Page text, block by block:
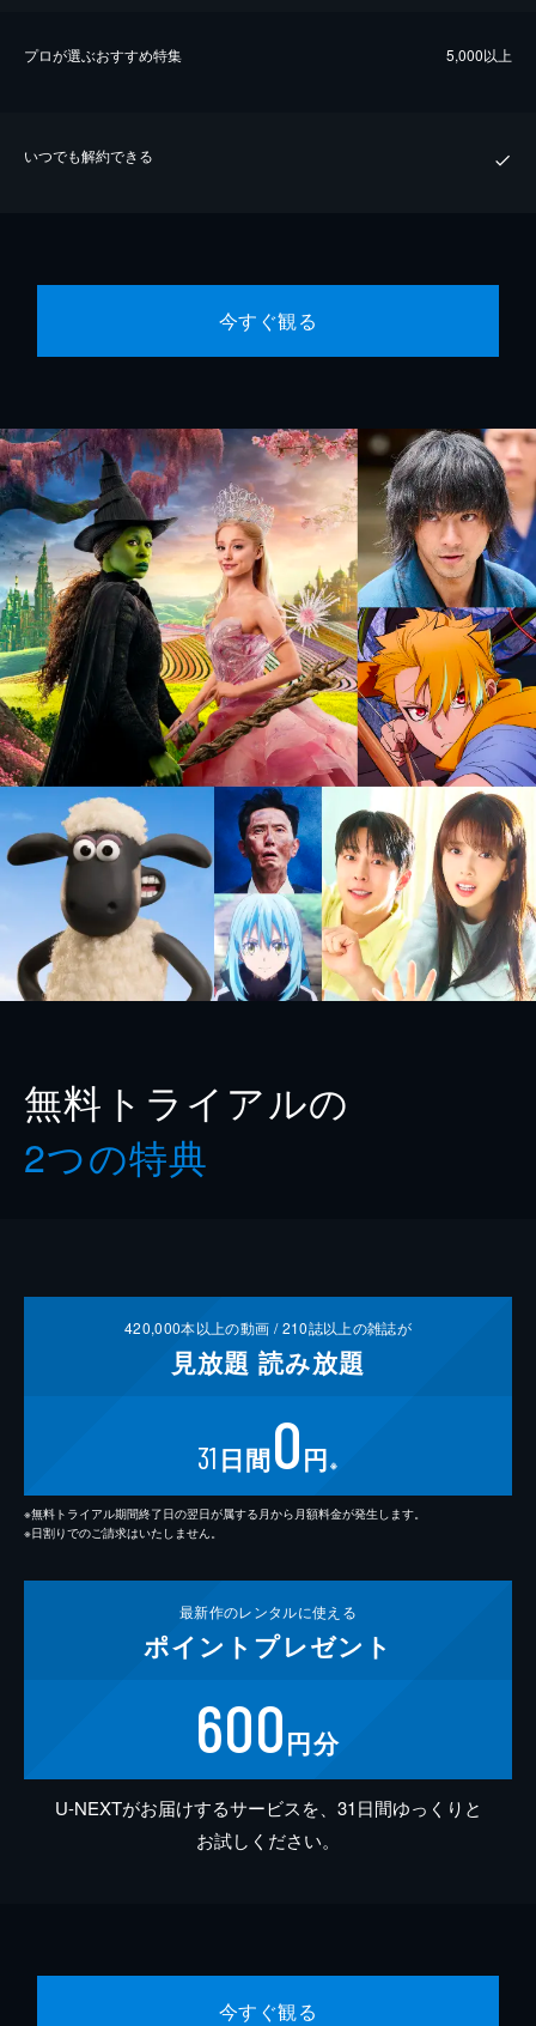
プロが選ぶおすすめ特集 5,000以上
いつでも解約できる
今すぐ観る
無料トライアルの
2つの特典
420,000本以上の動画 /210誌以上の雑誌が
見放題 読み放題
31 日間0円 ※
※無料トライアル期間終了日の翌日が属する月から月額料金が発生します。
※日割りでのご請求はいたしません。
最新作のレンタルに使える
ポイント プレゼント
600円分
U-NEXTがお届けするサービスを、31日間ゆっくりと
お試しください。
今すぐ観る